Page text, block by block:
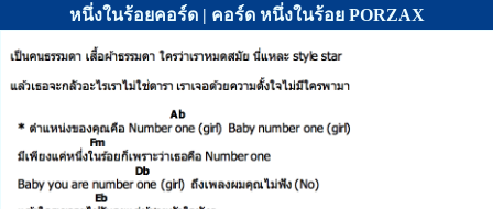
หนึ่งในร้อยคอร์ด | คอร์ด หนึ่งในร้อย PORZAX